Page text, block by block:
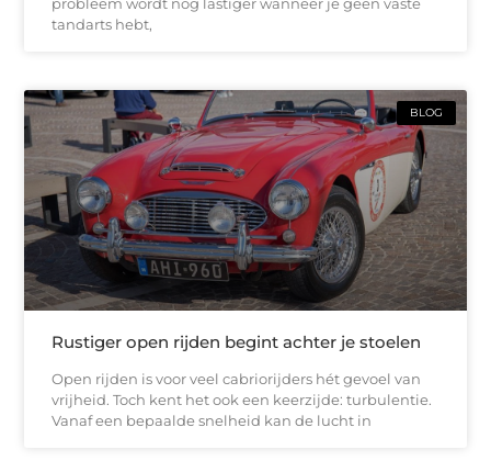
tandarts hebt,
BLOG
Rustiger open rijden begint achter je stoelen
Open rijden is voor veel cabriorijders hét gevoel van
vrijheid. Toch kent het ook een keerzijde: turbulentie.
Vanaf een bepaalde snelheid kan de lucht in